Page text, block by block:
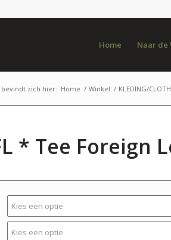
Home Naar de
bevindt zich hier: Home / Winkel / KLEDING/
* Tee Foreign